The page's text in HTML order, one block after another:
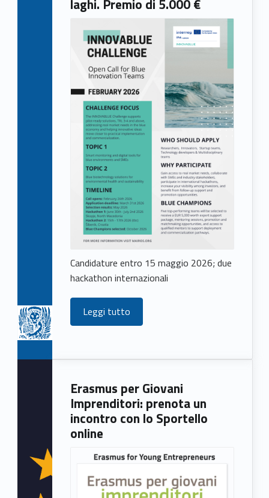
laghi. Premio di 5.000 €
Candidature entro 15 maggio 2026; due
hackathon internazionali
Leggi tutto
Erasmus per Giovani
Imprenditori: prenota un
incontro con lo Sportello
online